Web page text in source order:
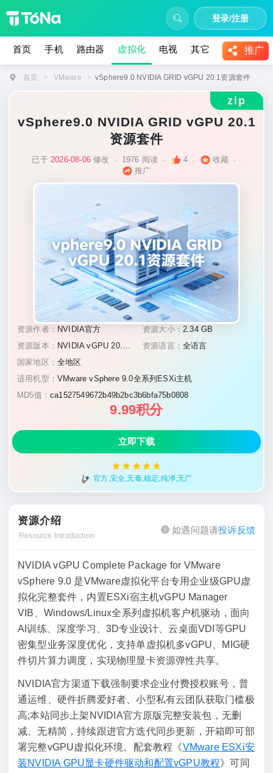
登录/注册
首页 手机 路由器 虚拟化 电视 其它 教程 推广
首页 > VMware > vSphere9.0 NVIDIA GRID vGPU 20.1资源套件
zip
vSphere9.0 NVIDIA GRID vGPU 20.1
资源套件
已于2026-08-06 修改 · 1976 阅读 · 4 · 收藏 ·
推广
资源作者： NVIDIA官方 资源大小： 2.34 GB
资源版本： NVIDIA vGPU 20.1(R595驱动分支) 资源语言： 全语言
国家地区： 全地区
适用机型： VMware vSphere 9.0全系列ESXi主机
MD5值： ca1527549672b49b2bc3b6bfa75b0808
9.99积分
立即下载
官方,安全,无毒,稳定,纯净,无广
资源介绍
Resource Introduction
如遇问题请投诉反馈
NVIDIA vGPU Complete Package for VMware
vSphere 9.0 是VMware虚拟化平台专用企业级GPU虚
拟化完整套件，内置ESXi宿主机vGPU Manager
VIB、Windows/Linux全系列虚拟机客户机驱动，面向
AI训练、深度学习、3D专业设计、云桌面VDI等GPU
密集型业务深度优化，支持单虚拟机多vGPU、MIG硬
件切片算力调度，实现物理显卡资源弹性共享。
NVIDIA官方渠道下载强制要求企业付费授权账号，普
通运维、硬件折腾爱好者、小型私有云团队获取门槛极
高;本站同步上架NVIDIA官方原版完整安装包，无删
减、无精简，持续跟进官方迭代同步更新，开箱即可部
署完整vGPU虚拟化环境。配套教程《VMware ESXi安
装NVIDIA GPU显卡硬件驱动和配置vGPU教程》可同